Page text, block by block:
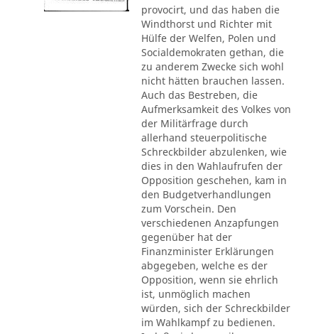
provocirt, und das haben die
Windthorst und Richter mit
Hülfe der Welfen, Polen und
Socialdemokraten gethan, die
zu anderem Zwecke sich wohl
nicht hätten brauchen lassen.
Auch das Bestreben, die
Aufmerksamkeit des Volkes von
der Militärfrage durch
allerhand steuerpolitische
Schreckbilder abzulenken, wie
dies in den Wahlaufrufen der
Opposition geschehen, kam in
den Budgetverhandlungen
zum Vorschein. Den
verschiedenen Anzapfungen
gegenüber hat der
Finanzminister Erklärungen
abgegeben, welche es der
Opposition, wenn sie ehrlich
ist, unmöglich machen
würden, sich der Schreckbilder
im Wahlkampf zu bedienen.